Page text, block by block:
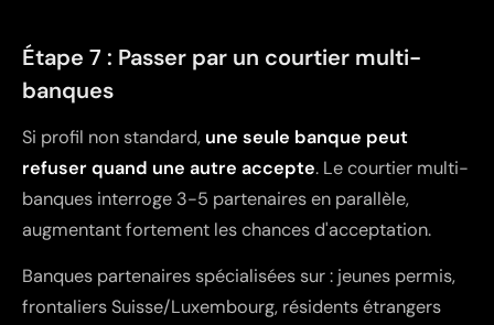
Étape 7 : Passer par un courtier multi-
banques
Si profil non standard, une seule banque peut
refuser quand une autre accepte. Le courtier multi-
banques interroge 3-5 partenaires en parallèle,
augmentant fortement les chances d'acceptation.
Banques partenaires spécialisées sur : jeunes permis,
frontaliers Suisse/Luxembourg, résidents étrangers